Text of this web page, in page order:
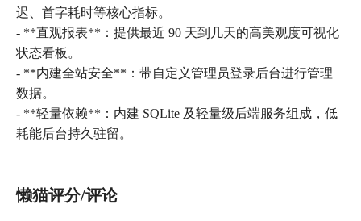
迟、首字耗时等核心指标。
- **直观报表**：提供最近 90 天到几天的高美观度可视化
状态看板。
- **内建全站安全**：带自定义管理员登录后台进行管理
数据。
- **轻量依赖**：内建 SQLite 及轻量级后端服务组成，低
耗能后台持久驻留。
懒猫评分/评论